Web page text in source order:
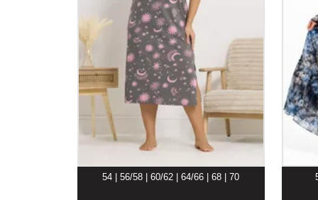
54 | 56/58 | 60/62 | 64/66 | 68 | 70